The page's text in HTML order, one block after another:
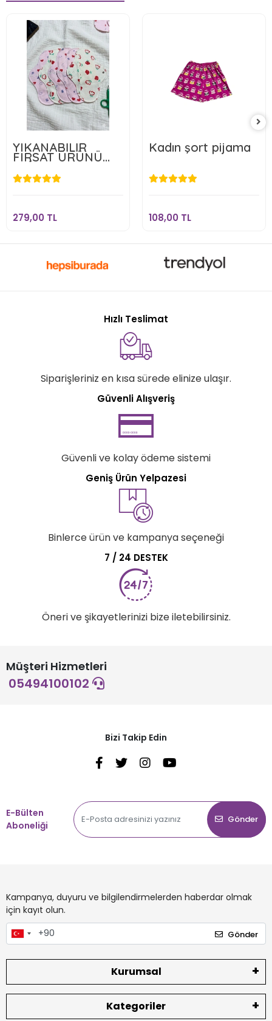
YIKANABİLİR
FIRSAT ÜRÜNÜ
5'Lİ
279,00 TL
279,00 TL
Kadın şort pijama
108,00 TL
108,00 TL
Hızlı Teslimat
Siparişleriniz en kısa sürede elinize ulaşır.
Güvenli Alışveriş
Güvenli ve kolay ödeme sistemi
Geniş Ürün Yelpazesi
Binlerce ürün ve kampanya seçeneği
7 / 24 DESTEK
Öneri ve şikayetlerinizi bize iletebilirsiniz.
Müşteri Hizmetleri
05494100102
Bizi Takip Edin
E-Bülten
Aboneliği
Gönder
Kampanya, duyuru ve bilgilendirmelerden haberdar olmak
için kayıt olun.
Gönder
Kurumsal
Kategoriler